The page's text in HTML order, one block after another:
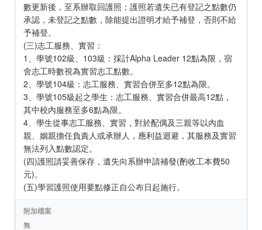
數更新後，至系辦取回護照；護照若遺失已有登記之點數仍
承認，未登記之點數，除能提出證明才給予補登，否則不給
予補登。
(三)志工服務、實習：
1、學號102級、103級：採計Alpha Leader 12點為限，宿
舍志工時數視為實習志工點數。
2、學號104級：志工服務、實習合併至多12點為限。
3、學號105級起之學生：志工服務、實習合併最高12點，
其中校內服務至多6點為限。
4、學生從事志工服務、實習，對於配偶及三親等以內血
親、姻親擔任負責人或承辦人，應利益迴避，其服務及實習
無法列入點數認定。
(四)護照請妥善保存，遺失向系辦申請補發(酌收工本費50
元)。
(五)學習護照使用要點修正自公布日起施行。
附加檔案
無